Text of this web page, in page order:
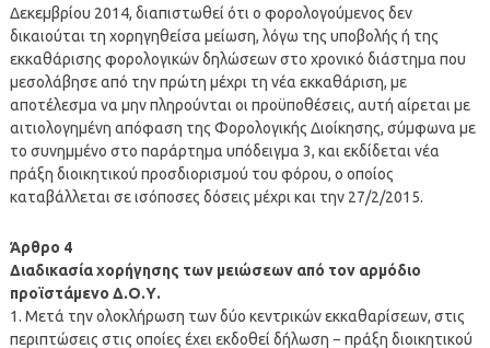
Δεκεμβρίου 2014, διαπιστωθεί ότι ο φορολογούμενος δεν
δικαιούται τη χορηγηθείσα μείωση, λόγω της υποβολής ή της
εκκαθάρισης φορολογικών δηλώσεων στο χρονικό διάστημα που
μεσολάβησε από την πρώτη μέχρι τη νέα εκκαθάριση, με
αποτέλεσμα να μην πληρούνται οι προϋποθέσεις, αυτή αίρεται με
αιτιολογημένη απόφαση της Φορολογικής Διοίκησης, σύμφωνα με
το συνημμένο στο παράρτημα υπόδειγμα 3, και εκδίδεται νέα
πράξη διοικητικού προσδιορισμού του φόρου, ο οποίος
καταβάλλεται σε ισόποσες δόσεις μέχρι και την 27/2/2015.
Άρθρο 4
Διαδικασία χορήγησης των μειώσεων από τον αρμόδιο
προϊστάμενο Δ.Ο.Υ.
1. Μετά την ολοκλήρωση των δύο κεντρικών εκκαθαρίσεων, στις
περιπτώσεις στις οποίες έχει εκδοθεί δήλωση − πράξη διοικητικού